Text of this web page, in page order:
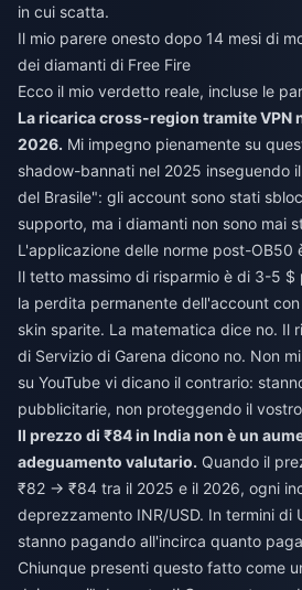
in cui scatta.
Il mio parere onesto dopo 14 mesi di
dei diamanti di Free Fire
Ecco il mio verdetto reale, incluse le
La ricarica cross-region tramite VPN
2026. Mi impegno pienamente su
shadow-bannati nel 2025 inseguendo
del Brasile": gli account sono stati
supporto, ma i diamanti non sono mai
L'applicazione delle norme post-OB50
Il tetto massimo di risparmio è di 3-5 $
la perdita permanente dell'account
skin sparite. La matematica dice no. Il
di Servizio di Garena dicono no. Non
su YouTube vi dicano il contrario:
pubblicitarie, non proteggendo il
Il prezzo di ₹84 in India non è un
adeguamento valutario. Quando il
₹82 → ₹84 tra il 2025 e il 2026, ogni
deprezzamento INR/USD. In termini di
stanno pagando all'incirca quanto
Chiunque presenti questo fatto come